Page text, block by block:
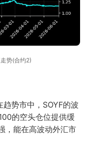
势(合约2)
势市中，SOYF的波
的空头仓位提供缓
，能在高波动外汇市